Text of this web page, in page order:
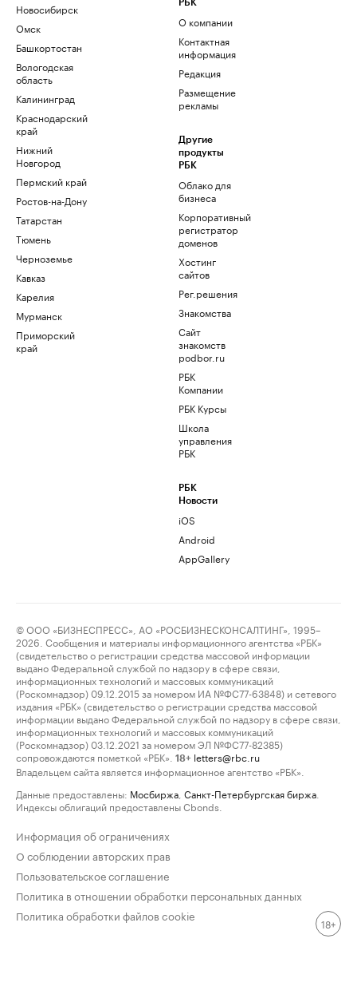
Новосибирск
Омск
Башкортостан
Вологодская
область
Калининград
Краснодарский
край
Нижний
Новгород
Пермский край
Ростов-на-Дону
Татарстан
Тюмень
Черноземье
Кавказ
Карелия
Мурманск
Приморский
край
РБК
О компании
Контактная
информация
Редакция
Размещение
рекламы
Другие
продукты
РБК
Облако для
бизнеса
Корпоративный
регистратор
доменов
Хостинг
сайтов
Рег.решения
Знакомства
Сайт
знакомств
podbor.ru
РБК
Компании
РБК Курсы
Школа
управления
РБК
РБК
Новости
iOS
Android
AppGallery
© ООО «БИЗНЕСПРЕСС», АО «РОСБИЗНЕСКОНСАЛТИНГ», 1995–
2026. Сообщения и материалы информационного агентства «РБК»
(свидетельство о регистрации средства массовой информации
выдано Федеральной службой по надзору в сфере связи,
информационных технологий и массовых коммуникаций
(Роскомнадзор) 09.12.2015 за номером ИА №ФС77-63848) и сетевого
издания «РБК» (свидетельство о регистрации средства массовой
информации выдано Федеральной службой по надзору в сфере связи,
информационных технологий и массовых коммуникаций
(Роскомнадзор) 03.12.2021 за номером ЭЛ №ФС77-82385)
сопровождаются пометкой «РБК».
18+ letters@rbc.ru
Владельцем сайта является информационное агентство «РБК».
Данные предоставлены: Мосбиржа Санкт-Петербургская биржа
Индексы облигаций предоставлены Cbonds.
Информация об ограничениях
О соблюдении авторских прав
Пользовательское соглашение
Политика в отношении обработки персональных данных
Политика обработки файлов cookie
18+